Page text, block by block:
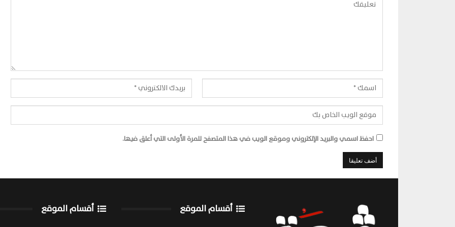
احفظ اسمي والبريد الإلكتروني وموقع الويب في هذا المتصفح للمرة الأولى التي أعلق فيها.
أقسام الموقع أقسام الموقع